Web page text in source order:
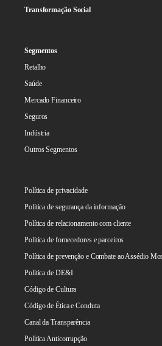
Transformação Social
Segmentos
Retalho
Saúde
Mercado Financeiro
Seguros
Indústria
Outros Segmentos
Política de privacidade
Política de segurança da informação
Política de relacionamento com cliente
Política de fornecedores e parceiros
Política de prevenção e Combate ao Assédio
Política de DE&I
Código de Cultura
Código de Ética e Conduta
Canal da Transparência
Política Anticorrupção